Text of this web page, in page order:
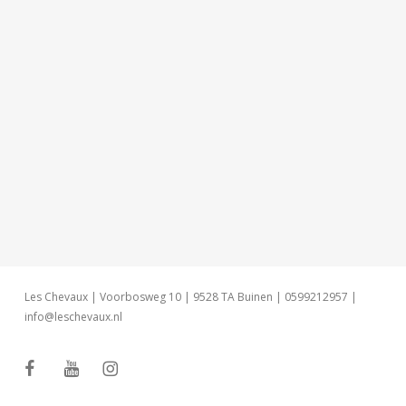
Les Chevaux | Voorbosweg 10 | 9528 TA Buinen | 0599212957 |
info@leschevaux.nl